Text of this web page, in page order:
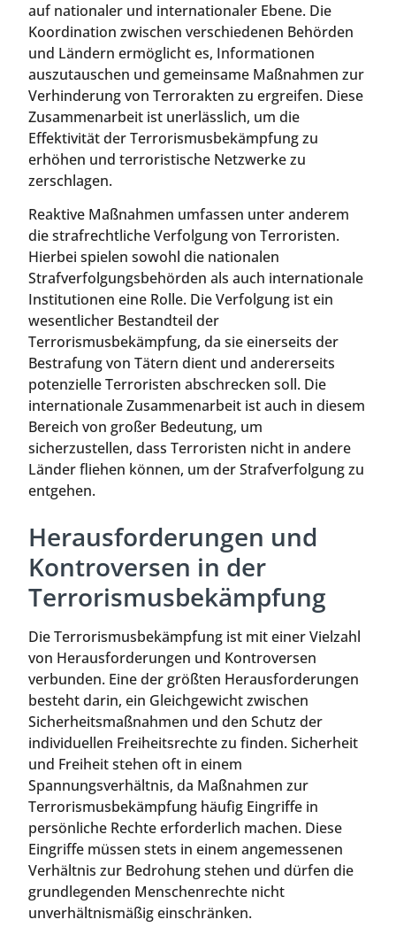
auf nationaler und internationaler Ebene. Die
Koordination zwischen verschiedenen Behörden
und Ländern ermöglicht es, Informationen
auszutauschen und gemeinsame Maßnahmen zur
Verhinderung von Terrorakten zu ergreifen. Diese
Zusammenarbeit ist unerlässlich, um die
Effektivität der Terrorismusbekämpfung zu
erhöhen und terroristische Netzwerke zu
zerschlagen.
Reaktive Maßnahmen umfassen unter anderem
die strafrechtliche Verfolgung von Terroristen.
Hierbei spielen sowohl die nationalen
Strafverfolgungsbehörden als auch internationale
Institutionen eine Rolle. Die Verfolgung ist ein
wesentlicher Bestandteil der
Terrorismusbekämpfung, da sie einerseits der
Bestrafung von Tätern dient und andererseits
potenzielle Terroristen abschrecken soll. Die
internationale Zusammenarbeit ist auch in diesem
Bereich von großer Bedeutung, um
sicherzustellen, dass Terroristen nicht in andere
Länder fliehen können, um der Strafverfolgung zu
entgehen.
Herausforderungen und
Kontroversen in der
Terrorismusbekämpfung
Die Terrorismusbekämpfung ist mit einer Vielzahl
von Herausforderungen und Kontroversen
verbunden. Eine der größten Herausforderungen
besteht darin, ein Gleichgewicht zwischen
Sicherheitsmaßnahmen und den Schutz der
individuellen Freiheitsrechte zu finden. Sicherheit
und Freiheit stehen oft in einem
Spannungsverhältnis, da Maßnahmen zur
Terrorismusbekämpfung häufig Eingriffe in
persönliche Rechte erforderlich machen. Diese
Eingriffe müssen stets in einem angemessenen
Verhältnis zur Bedrohung stehen und dürfen die
grundlegenden Menschenrechte nicht
unverhältnismäßig einschränken.